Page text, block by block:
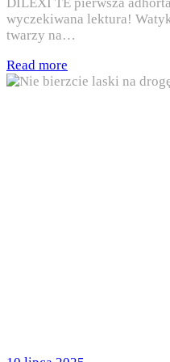
wyczekiwana lektura!
twarzy na…
Read more